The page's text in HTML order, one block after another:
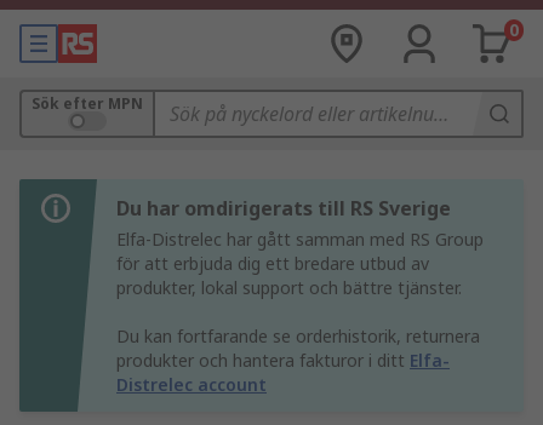
0
Sök efter MPN
Du har omdirigerats till RS Sverige
Elfa-Distrelec har gått samman med RS Group
för att erbjuda dig ett bredare utbud av
produkter, lokal support och bättre tjänster.
Du kan fortfarande se orderhistorik, returnera
produkter och hantera fakturor i ditt Elfa-
Distrelec account